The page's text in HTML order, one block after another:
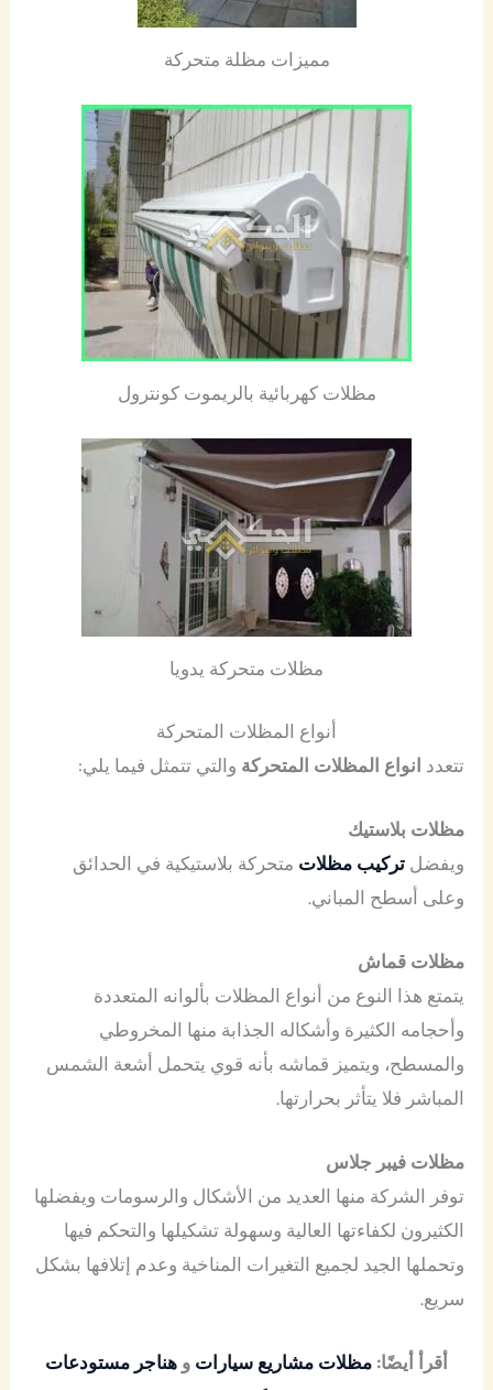
مميزات مظلة متحركة
مظلات كهربائية بالريموت كونترول
مظلات متحركة يدويا
أنواع المظلات المتحركة
تتعدد انواع المظلات المتحركة والتي تتمثل فيما يلي:
مظلات بلاستيك
ويفضلتركيب مظلات متحركة بلاستيكية في الحدائق
وعلى أسطح المباني.
مظلات قماش
يتمتع هذا النوع من أنواع المظلات بألوانه المتعددة
وأحجامه الكثيرة وأشكاله الجذابة منها المخروطي
والمسطح، ويتميز قماشه بأنه قوي يتحمل أشعة الشمس
المباشر فلا يتأثر بحرارتها.
مظلات فيبر جلاس
توفر الشركة منها العديد من الأشكال والرسومات ويفضلها
الكثيرون لكفاءتها العالية وسهولة تشكيلها والتحكم فيها
وتحملها الجيد لجميع التغيرات المناخية وعدم إتلافها بشكل
سريع.
أقرأ أيضًا: مظلات مشاريع سيارات و هناجر مستودعات